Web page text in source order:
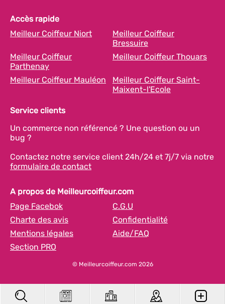
Accès rapide
Meilleur Coiffeur Niort
Meilleur Coiffeur
Bressuire
Meilleur Coiffeur
Parthenay
Meilleur Coiffeur Thouars
Meilleur Coiffeur Mauléon
Meilleur Coiffeur Saint-
Maixent-l'Ecole
Service clients
Un commerce non référencé ? Une question ou un
bug ?
Contactez notre service client 24h/24 et 7j/7 via notre
formulaire de contact
A propos de Meilleurcoiffeur.com
Page Facebok
C.G.U
Charte des avis
Confidentialité
Mentions légales
Aide/FAQ
Section PRO
© Meilleurcoiffeur.com 2026